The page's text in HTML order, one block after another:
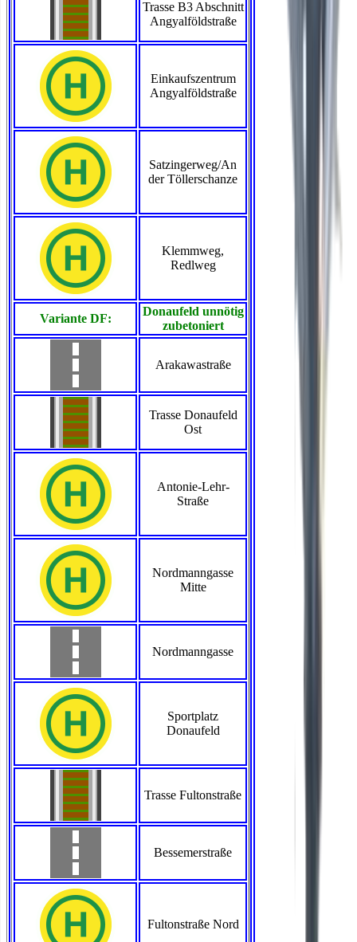
Trasse B3 Abschnitt
Angyalföldstraße
Einkaufszentrum
Angyalföldstraße
Satzingerweg/An
der Töllerschanze
Klemmweg,
Redlweg
Variante DF:
Donaufeld unnötig
zubetoniert
Arakawastraße
Trasse Donaufeld
Ost
Antonie-Lehr-
Straße
Nordmanngasse
Mitte
Nordmanngasse
Sportplatz
Donaufeld
Trasse Fultonstraße
Bessemerstraße
Fultonstraße Nord